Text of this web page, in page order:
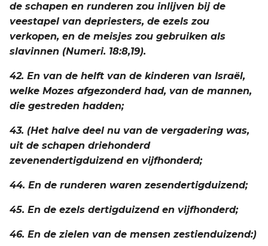
de schapen en runderen zou inlijven bij de
veestapel van depriesters, de ezels zou
verkopen, en de meisjes zou gebruiken als
slavinnen (Numeri. 18:8,19).
42. En van de helft van de kinderen van Israël,
welke Mozes afgezonderd had, van de mannen,
die gestreden hadden;
43. (Het halve deel nu van de vergadering was,
uit de schapen driehonderd
zevenendertigduizend en vijfhonderd;
44. En de runderen waren zesendertigduizend;
45. En de ezels dertigduizend en vijfhonderd;
46. En de zielen van de mensen zestienduizend:)